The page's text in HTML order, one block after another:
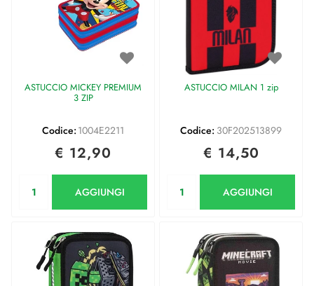
ASTUCCIO MICKEY PREMIUM
3 ZIP
Codice: 1004E2211
€ 12,90
AGGIUNGI
ASTUCCIO MILAN 1 zip
Codice: 30F202513899
€ 14,50
AGGIUNGI